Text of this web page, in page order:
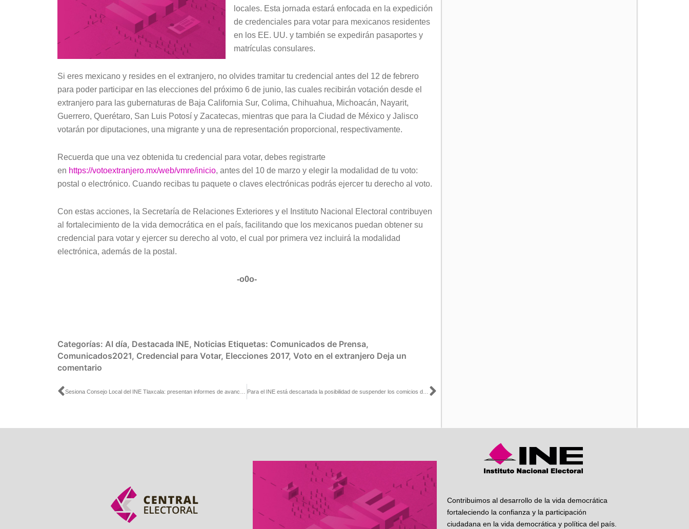
locales. Esta jornada estará enfocada en la expedición
de credenciales para votar para mexicanos residentes
en los EE. UU. y también se expedirán pasaportes y
matrículas consulares.
Si eres mexicano y resides en el extranjero, no olvides tramitar tu credencial antes del 12 de febrero
para poder participar en las elecciones del próximo 6 de junio, las cuales recibirán votación desde el
extranjero para las gubernaturas de Baja California Sur, Colima, Chihuahua, Michoacán, Nayarit,
Guerrero, Querétaro, San Luis Potosí y Zacatecas, mientras que para la Ciudad de México y Jalisco
votarán por diputaciones, una migrante y una de representación proporcional, respectivamente.
Recuerda que una vez obtenida tu credencial para votar, debes registrarte
en https://votoextranjero.mx/web/vmre/inicio, antes del 10 de marzo y elegir la modalidad de tu voto:
postal o electrónico. Cuando recibas tu paquete o claves electrónicas podrás ejercer tu derecho al voto.
Con estas acciones, la Secretaría de Relaciones Exteriores y el Instituto Nacional Electoral contribuyen
al fortalecimiento de la vida democrática en el país, facilitando que los mexicanos puedan obtener su
credencial para votar y ejercer su derecho al voto, el cual por primera vez incluirá la modalidad
electrónica, además de la postal.
-o0o-
Categorías: Al día, Destacada INE, Noticias Etiquetas: Comunicados de Prensa,
Comunicados2021, Credencial para Votar, Elecciones 2017, Voto en el extranjero Deja un
comentario
Ant Siguiente
Contribuimos al desarrollo de la vida democrática
fortaleciendo la confianza y la participación
ciudadana en la vida democrática y política del país.